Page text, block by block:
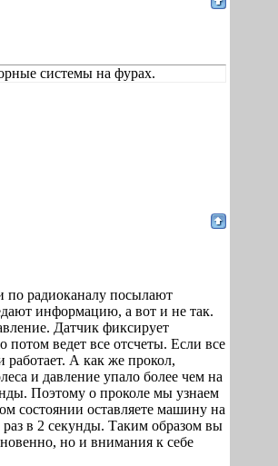
системы на фурах.
по радиоканалу посылают
информацию, а вот и не так.
Датчик фиксирует
потом ведет все отсчеты. Если все
работает. А как же прокол,
и давление упало более чем на
Поэтому о проколе мы узнаем
состоянии оставляете машину на
раз в 2 секунды. Таким образом вы
но и внимания к себе